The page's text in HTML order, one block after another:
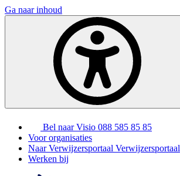
Ga naar inhoud
Bel naar Visio 088 585 85 85
Voor organisaties
Naar Verwijzersportaal Verwijzersportaal
Werken bij